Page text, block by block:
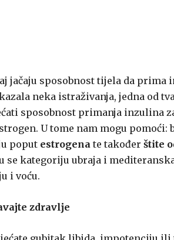
jačaju sposobnost tijela da
neka istraživanja, jedna od
sposobnost primanja inzulina
U tome nam mogu
poput estrogena te također štite
se kategoriju ubraja i
i voću.
zdravlje